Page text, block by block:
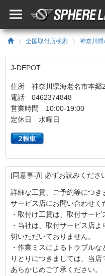
全国取付店検索 神奈川
J-DEPOT
住所 神奈川県海老名市本郷
電話 0462374848
営業時間 10:00-19:00
定休日 水曜日
[同意事項] 必ずお読みくださ
詳細な工賃、ご予約等につ
サービス店にお問い合わせく
・取付け工賃は、取付サービ
・当社は、取付サービス店
切いただいておりません。
・作業ミスによるトラブル
りとりにつきましては、当店
あらかじめご了承ください。